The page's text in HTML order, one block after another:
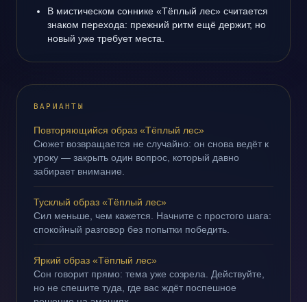
В мистическом соннике «Тёплый лес» считается
знаком перехода: прежний ритм ещё держит, но
новый уже требует места.
ВАРИАНТЫ
Повторяющийся образ «Тёплый лес»
Сюжет возвращается не случайно: он снова ведёт к
уроку — закрыть один вопрос, который давно
забирает внимание.
Тусклый образ «Тёплый лес»
Сил меньше, чем кажется. Начните с простого шага:
спокойный разговор без попытки победить.
Яркий образ «Тёплый лес»
Сон говорит прямо: тема уже созрела. Действуйте,
но не спешите туда, где вас ждёт поспешное